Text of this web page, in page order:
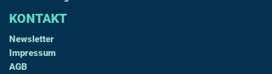
KONTAKT
Newsletter
Impressum
AGB